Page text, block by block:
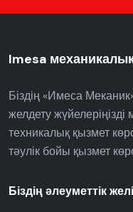
Imesa
Біздің «Имеса
желдету жүйелеріңізді
техникалық қызмет
тәулік бойы қызмет
Біздің әлеуметтік